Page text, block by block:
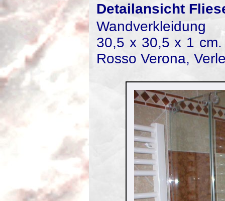
Detailansicht
30,5 x 30,5 x 1
Rosso Verona,